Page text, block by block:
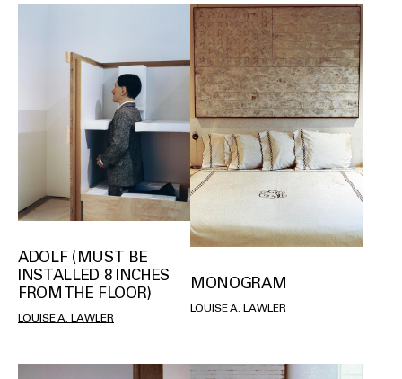
ADOLF (MUST BE
INSTALLED 8 INCHES
FROM THE FLOOR)
LOUISE A. LAWLER
MONOGRAM
LOUISE A. LAWLER